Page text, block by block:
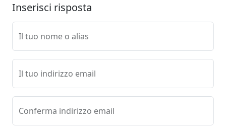
Inserisci risposta
Il tuo nome o alias
Il tuo indirizzo email
Conferma indirizzo email